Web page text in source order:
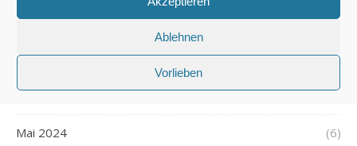
Ablehnen
Vorlieben
August 2024 (5)
Juli 2024 (6)
Mai 2024 (6)